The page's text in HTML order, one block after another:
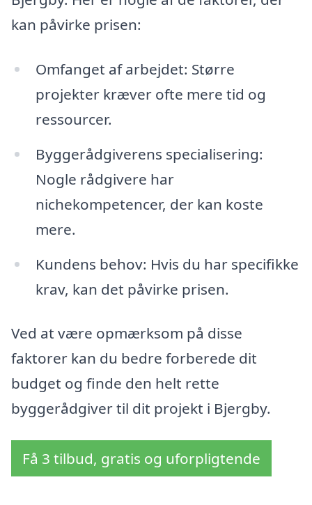
kan påvirke prisen:
Omfanget af arbejdet: Større
projekter kræver ofte mere tid og
ressourcer.
Byggerådgiverens specialisering:
Nogle rådgivere har
nichekompetencer, der kan koste
mere.
Kundens behov: Hvis du har specifikke
krav, kan det påvirke prisen.
Ved at være opmærksom på disse
faktorer kan du bedre forberede dit
budget og finde den helt rette
byggerådgiver til dit projekt i Bjergby.
Få 3 tilbud, gratis og uforpligtende